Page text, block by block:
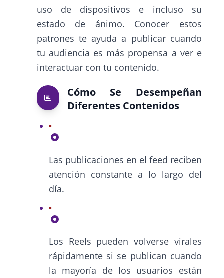
uso de dispositivos e incluso su
estado de ánimo. Conocer estos
patrones te ayuda a publicar cuando
tu audiencia es más propensa a ver e
interactuar con tu contenido.
Cómo Se Desempeñan
Diferentes Contenidos
Las publicaciones en el feed reciben
atención constante a lo largo del
día.
Los Reels pueden volverse virales
rápidamente si se publican cuando
la mayoría de los usuarios están